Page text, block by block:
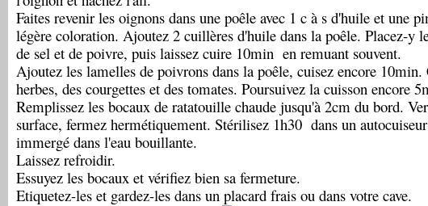
Faites revenir les oignons dans une poêle avec 1 c à s d'huile et une
légère coloration. Ajoutez 2 cuillères d'huile dans la poêle. Placez-y
de sel et de poivre, puis laissez cuire 10min en remuant souvent.
Ajoutez les lamelles de poivrons dans la poêle, cuisez encore
herbes, des courgettes et des tomates. Poursuivez la cuisson encore
Remplissez les bocaux de ratatouille chaude jusqu'à 2cm du bord.
surface, fermez hermétiquement. Stérilisez 1h30 dans un
immergé dans l'eau bouillante.
Laissez refroidir.
Essuyez les bocaux et vérifiez bien sa fermeture.
Etiquetez-les et gardez-les dans un placard frais ou dans votre cave.